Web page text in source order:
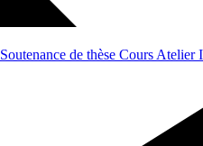
Soutenance de thèse Cours Atelier